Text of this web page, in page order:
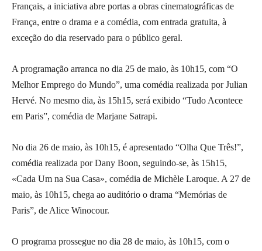
Français, a iniciativa abre portas a obras cinematográficas de
França, entre o drama e a comédia, com entrada gratuita, à
exceção do dia reservado para o público geral.
A programação arranca no dia 25 de maio, às 10h15, com “O
Melhor Emprego do Mundo”, uma comédia realizada por Julian
Hervé. No mesmo dia, às 15h15, será exibido “Tudo Acontece
em Paris”, comédia de Marjane Satrapi.
No dia 26 de maio, às 10h15, é apresentado “Olha Que Três!”,
comédia realizada por Dany Boon, seguindo-se, às 15h15,
«Cada Um na Sua Casa», comédia de Michèle Laroque. A 27 de
maio, às 10h15, chega ao auditório o drama “Memórias de
Paris”, de Alice Winocour.
O programa prossegue no dia 28 de maio, às 10h15, com o